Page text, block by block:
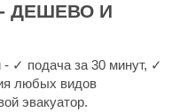
ДЕШЕВО И
- ✓ подача за 30 минут, ✓
любых видов
эвакуатор.